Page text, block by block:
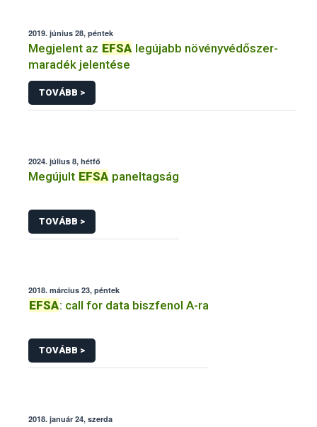
2019. június 28, péntek
Megjelent az EFSA legújabb növényvédőszer-
maradék jelentése
TOVÁBB >
2024. július 8, hétfő
Megújult EFSA paneltagság
TOVÁBB >
2018. március 23, péntek
EFSA: call for data biszfenol A-ra
TOVÁBB >
2018. január 24, szerda